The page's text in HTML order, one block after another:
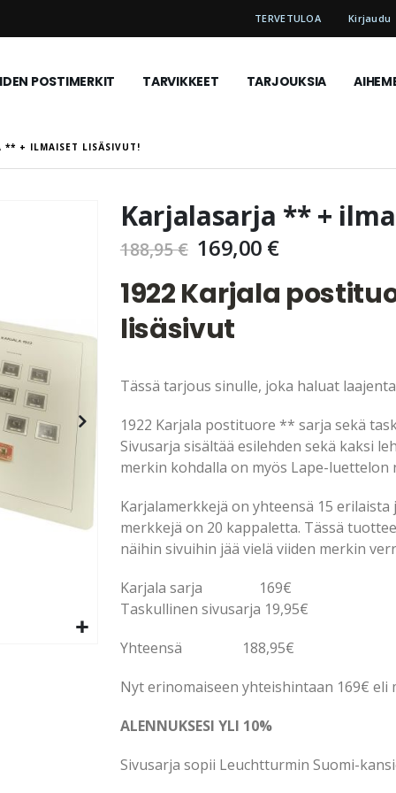
TERVETULOA Kirjaudu
POSTIMERKIT TARVIKKEET TARJOUKSIA
** + ILMAISET LISÄSIVUT!
Karjalasarja ** +
188,95 € 169,00 €
1922 Karjala
lisäsivut
Tässä tarjous sinulle, joka haluat
1922 Karjala postituore ** sarja sekä
Sivusarja sisältää esilehden sekä kaksi
merkin kohdalla on myös Lape-luettelon
Karjalamerkkejä on yhteensä 15
merkkejä on 20 kappaletta. Tässä
näihin sivuihin jää vielä viiden merkin
Karjala sarja 169€
Taskullinen sivusarja 19,95€
Yhteensä 188,95€
Nyt erinomaiseen yhteishintaan 169€ eli
ALENNUKSESI YLI 10%
Sivusarja sopii Leuchtturmin Suomi-